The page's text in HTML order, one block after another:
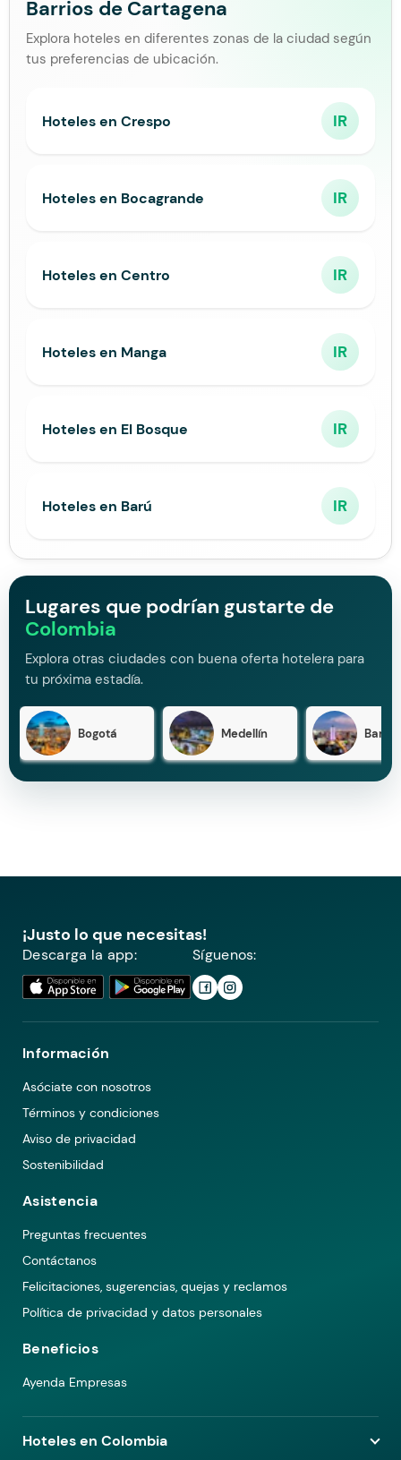
Barrios de Cartagena
Explora hoteles en diferentes zonas de la ciudad según
tus preferencias de ubicación.
Hoteles en Crespo IR
Hoteles en Bocagrande IR
Hoteles en Centro IR
Hoteles en Manga IR
Hoteles en El Bosque IR
Hoteles en Barú IR
Lugares que podrían gustarte de
Colombia
Explora otras ciudades con buena oferta hotelera para
tu próxima estadía.
Bogotá Medellín
¡Justo lo que necesitas!
Descarga la app: Síguenos:
Información
Asóciate con nosotros
Términos y condiciones
Aviso de privacidad
Sostenibilidad
Asistencia
Preguntas frecuentes
Contáctanos
Felicitaciones, sugerencias, quejas y reclamos
Política de privacidad y datos personales
Beneficios
Ayenda Empresas
Hoteles en Colombia